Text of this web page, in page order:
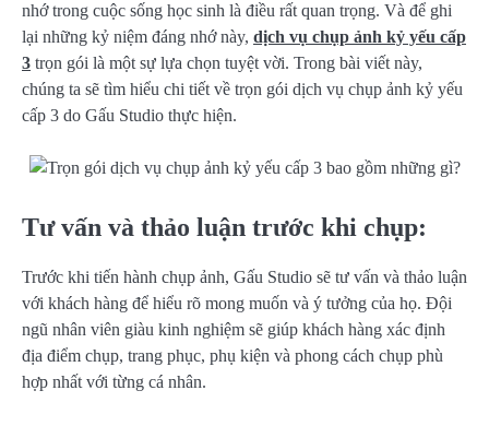
nhớ trong cuộc sống học sinh là điều rất quan trọng. Và để ghi
lại những kỷ niệm đáng nhớ này, dịch vụ chụp ảnh kỷ yếu cấp
3 trọn gói là một sự lựa chọn tuyệt vời. Trong bài viết này,
chúng ta sẽ tìm hiểu chi tiết về trọn gói dịch vụ chụp ảnh kỷ yếu
cấp 3 do Gấu Studio thực hiện.
Tư vấn và thảo luận trước khi chụp:
Trước khi tiến hành chụp ảnh, Gấu Studio sẽ tư vấn và thảo luận
với khách hàng để hiểu rõ mong muốn và ý tưởng của họ. Đội
ngũ nhân viên giàu kinh nghiệm sẽ giúp khách hàng xác định
địa điểm chụp, trang phục, phụ kiện và phong cách chụp phù
hợp nhất với từng cá nhân.